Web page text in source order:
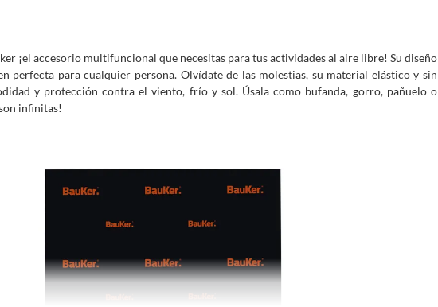
¡el accesorio multifuncional que necesitas para tus actividades al aire libre! Su diseño
perfecta para cualquier persona. Olvídate de las molestias, su material elástico y sin
y protección contra el viento, frío y sol. Úsala como bufanda, gorro, pañuelo o
infinitas!